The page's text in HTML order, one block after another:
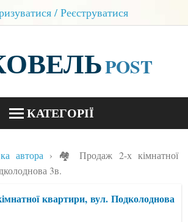
/ Реєструватися
POST
КАТЕГОРІЇ
БЛОГИ
КОНТАКТИ
автора
🏘 Продаж 2-х кімнатної
3в.
квартири, вул. Подколоднова